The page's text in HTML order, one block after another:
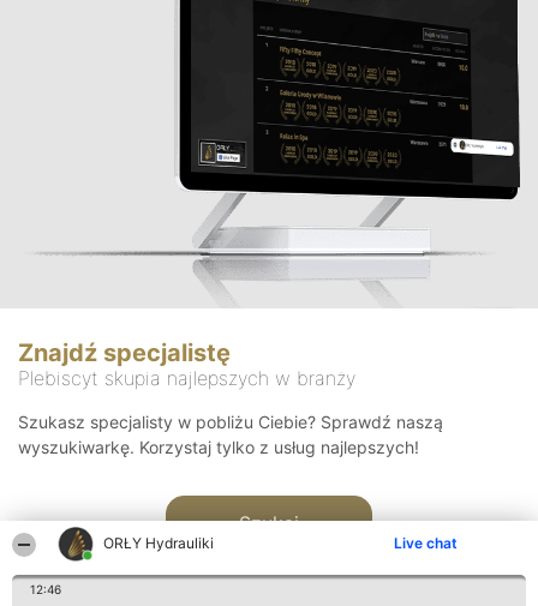
ORŁY Hydrauliki Live chat
12:46
Znajdź specjalistę
Plebiscyt skupia najlepszych w branży
Szukasz specjalisty w pobliżu Ciebie? Sprawdź naszą
wyszukiwarkę. Korzystaj tylko z usług najlepszych!
Szukaj